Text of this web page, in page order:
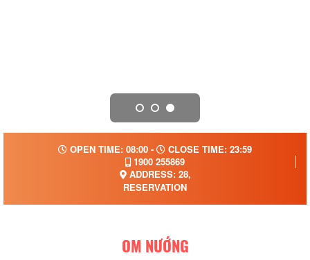
OPEN TIME: 08:00 -
CLOSE TIME: 23:59
1900 255869
ADDRESS: 28,
RESERVATION
OM NƯỚNG